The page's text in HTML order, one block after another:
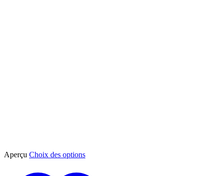
Aperçu Choix des optionsCe